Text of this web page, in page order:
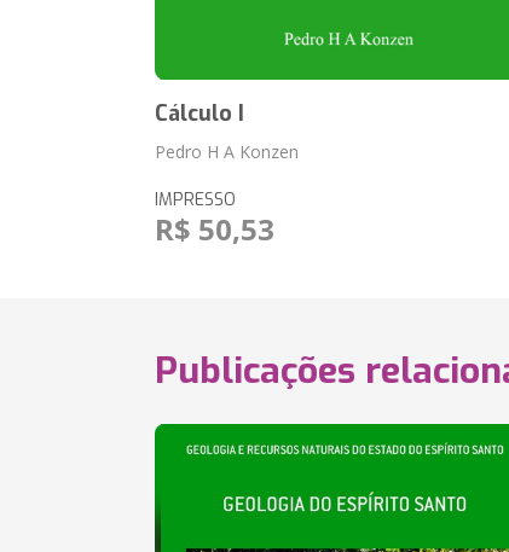
Cálculo I
Pedro H A Konzen
IMPRESSO
R$ 50,53
Publicações